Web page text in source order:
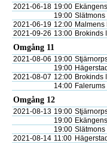
2021-06-18 19:00
19:00 Slätmons
2021-06-19 12:00 Malmens
2021-09-26 13:00 Brokinds
Omgång 11
2021-08-06 19:00
19:00
2021-08-07 12:00 Brokinds
14:00
Omgång 12
2021-08-13 19:00
19:00
19:00 Slätmons
2021-08-14 11:00